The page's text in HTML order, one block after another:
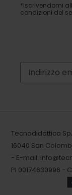
*Iscrivendomi
condizioni del
Tecnodidattica
16040 San
- E-mail:
PI 00174630996 -